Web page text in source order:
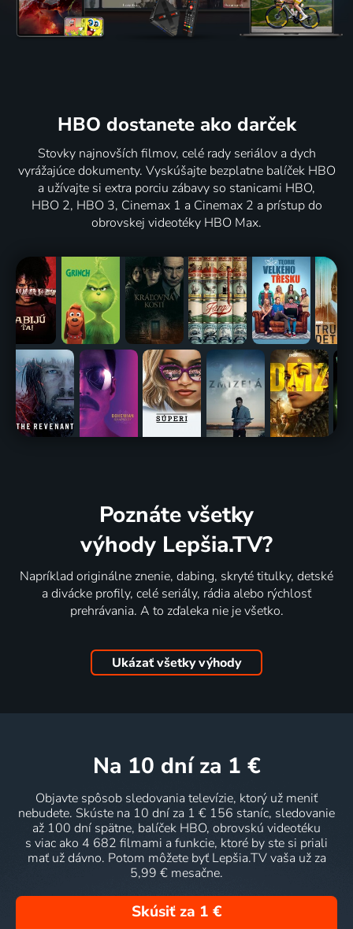
HBO dostanete ako darček
Stovky najnovších filmov, celé rady seriálov a dych
vyrážajúce dokumenty. Vyskúšajte bezplatne balíček HBO
a užívajte si extra porciu zábavy so stanicami HBO,
HBO 2, HBO 3, Cinemax 1 a Cinemax 2 a prístup do
obrovskej videotéky HBO Max.
Poznáte všetky
výhody Lepšia.TV?
Napríklad originálne znenie, dabing, skryté titulky, detské
a divácke profily, celé seriály, rádia alebo rýchlosť
prehrávania. A to zďaleka nie je všetko.
Ukázať všetky výhody
na 10 dní za 1 €
Objavte spôsob sledovania televízie, ktorý už meniť
nebudete. Skúste na 10 dní za 1 € 156 staníc, sledovanie
až 100 dní spätne, balíček HBO, obrovskú videotéku
s viac ako 4 682 filmami a funkcie, ktoré by ste si priali
mať už dávno. Potom môžete byť Lepšia.TV vaša už za
5,99 € mesačne.
Skúsiť za 1 €